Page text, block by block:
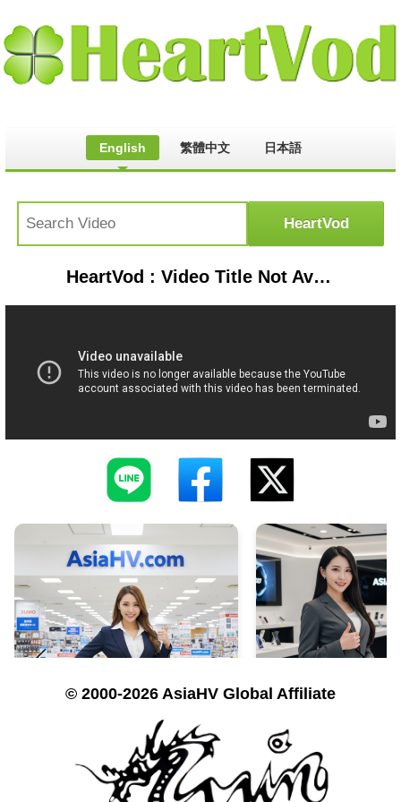
English 繁體中文 日本語
HeartVod : Video Title Not Available
© 2000-2026 AsiaHV Global Affiliate